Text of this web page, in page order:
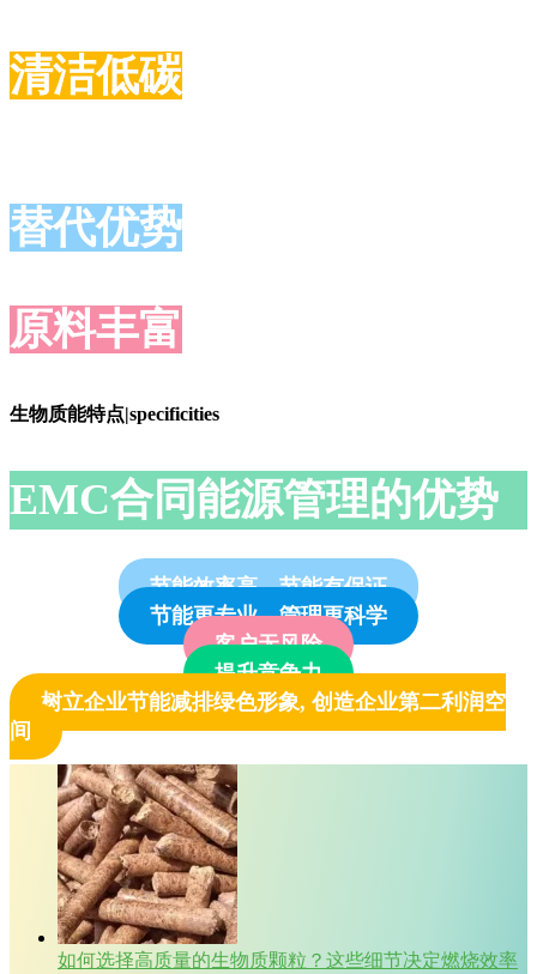
清洁低碳
替代优势
原料丰富
生物质能特点|specificities
EMC合同能源管理的优势
节能效率高、节能有保证
节能更专业、管理更科学
客户无风险
提升竞争力
树立企业节能减排绿色形象, 创造企业第二利润空
间
如何选择高质量的生物质颗粒？这些细节决定燃烧效率